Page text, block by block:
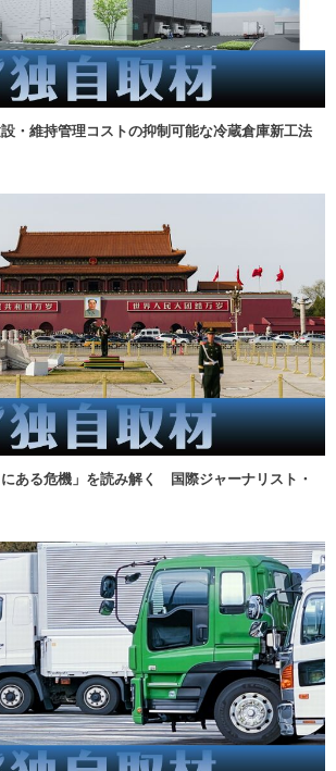
設・維持管理コストの抑制可能な冷蔵倉庫新工法
にある危機」を読み解く 国際ジャーナリスト・